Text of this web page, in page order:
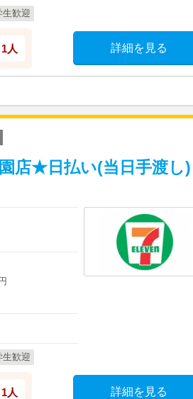
生歓迎
1人 詳細を見る
店★日払い(当日手渡し)
生歓迎
1人 詳細を見る